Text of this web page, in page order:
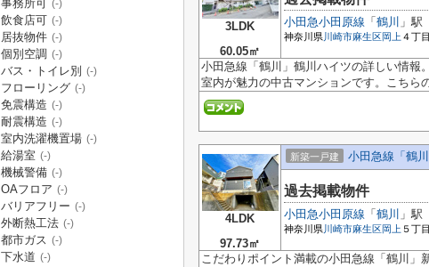
3LDK
60.05㎡
小田急小田原線 「 鶴川 」駅
神奈川県川崎市麻生区 岡上 ４丁目
小田急線「鶴川」鶴川ハイツの詳しい情報
室内が魅力の中古マンションです。こちら
4LDK
97.73㎡
新築一戸建 小田急線「鶴
過去掲載物件
小田急小田原線 「 鶴川 」駅
神奈川県川崎市麻生区 岡上 ５丁目
こだわりポイント満載の小田急線「鶴川」
事務所可 (-)
飲食店可 (-)
居抜物件 (-)
個別空調 (-)
バス・トイレ別 (-)
フローリング (-)
免震構造 (-)
耐震構造 (-)
室内洗濯機置場 (-)
給湯室 (-)
機械警備 (-)
OAフロア (-)
バリアフリー (-)
外断熱工法 (-)
都市ガス (-)
下水道 (-)